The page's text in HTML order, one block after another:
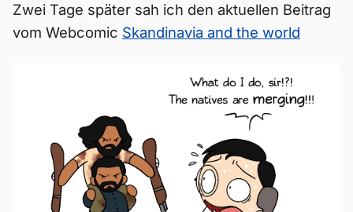
Zwei Tage später sah ich den aktuellen Beitrag
vom Webcomic Skandinavia and the world